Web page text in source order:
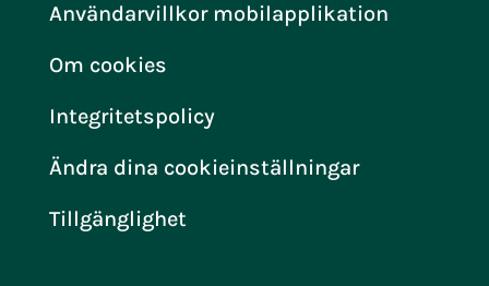
Användarvillkor mobilapplikation
Om cookies
Integritetspolicy
Ändra dina cookieinställningar
Tillgänglighet